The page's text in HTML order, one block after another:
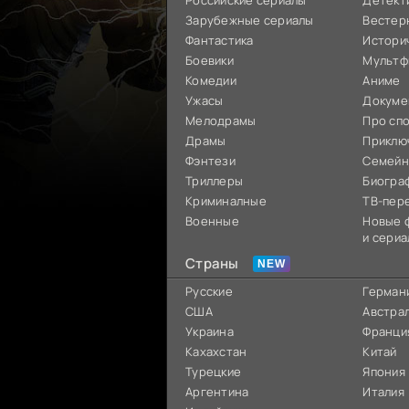
Зарубежные сериалы
Фантастика
Боевики
Комедии
Ужасы
Мелодрамы
Драмы
Фэнтези
Триллеры
Криминалные
Военные
Аниме
Про
ТВ-
Новые
и
Страны
Русские
США
Украина
Кахахстан
Турецкие
Аргентина
Китай
Япония
Италия